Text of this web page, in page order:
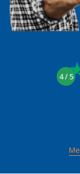
4 / 5